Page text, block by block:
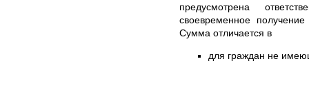
предусмотрена
своевременное
Сумма отличается в
для граждан не